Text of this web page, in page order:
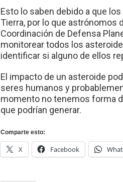
Esto lo saben debido a que
Tierra, por lo que astrónomos
Coordinación de Defensa
monitorear todos los
identificar si alguno de ellos
El impacto de un asteroide
seres humanos y
momento no tenemos forma
que podrían generar.
Comparte esto:
X Facebook